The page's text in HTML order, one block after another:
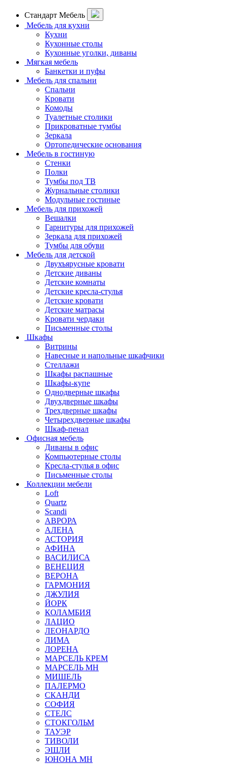
Стандарт Мебель
Мебель для кухни
Кухни
Кухонные столы
Кухонные уголки, диваны
Мягкая мебель
Банкетки и пуфы
Мебель для спальни
Спальни
Кровати
Комоды
Туалетные столики
Прикроватные тумбы
Зеркала
Ортопедические основания
Мебель в гостиную
Стенки
Полки
Тумбы под ТВ
Журнальные столики
Модульные гостиные
Мебель для прихожей
Вешалки
Гарнитуры для прихожей
Зеркала для прихожей
Тумбы для обуви
Мебель для детской
Двухъярусные кровати
Детские диваны
Детские комнаты
Детские кресла-стулья
Детские кровати
Детские матрасы
Кровати чердаки
Письменные столы
Шкафы
Витрины
Навесные и напольные шкафчики
Стеллажи
Шкафы распашные
Шкафы-купе
Однодверные шкафы
Двухдверные шкафы
Трехдверные шкафы
Четырехдверные шкафы
Шкаф-пенал
Офисная мебель
Диваны в офис
Компьютерные столы
Кресла-стулья в офис
Письменные столы
Коллекции мебели
Loft
Quartz
Scandi
АВРОРА
АЛЕНА
АСТОРИЯ
АФИНА
ВАСИЛИСА
ВЕНЕЦИЯ
ВЕРОНА
ГАРМОНИЯ
ДЖУЛИЯ
ЙОРК
КОЛАМБИЯ
ЛАЦИО
ЛЕОНАРДО
ЛИМА
ЛОРЕНА
МАРСЕЛЬ КРЕМ
МАРСЕЛЬ МН
МИШЕЛЬ
ПАЛЕРМО
СКАНДИ
СОФИЯ
СТЕЛС
СТОКГОЛЬМ
ТАУЭР
ТИВОЛИ
ЭШЛИ
ЮНОНА МН